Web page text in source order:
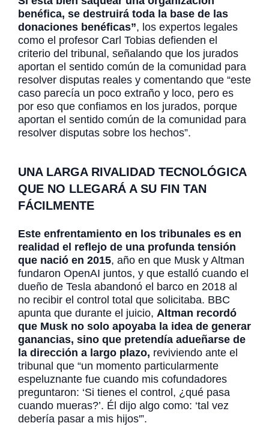
benéfica, se destruirá toda la base de las
donaciones benéficas”, los expertos legales
como el profesor Carl Tobias defienden el
criterio del tribunal, señalando que los jurados
aportan el sentido común de la comunidad para
resolver disputas reales y comentando que “este
caso parecía un poco extraño y loco, pero es
por eso que confiamos en los jurados, porque
aportan el sentido común de la comunidad para
resolver disputas sobre los hechos”.
UNA LARGA RIVALIDAD TECNOLÓGICA
QUE NO LLEGARÁ A SU FIN TAN
FÁCILMENTE
Este enfrentamiento en los tribunales es en
realidad el reflejo de una profunda tensión
que nació en 2015, año en que Musk y Altman
fundaron OpenAI juntos, y que estalló cuando el
dueño de Tesla abandonó el barco en 2018 al
no recibir el control total que solicitaba. BBC
apunta que durante el juicio, Altman recordó
que Musk no solo apoyaba la idea de generar
ganancias, sino que pretendía adueñarse de
la dirección a largo plazo, reviviendo ante el
tribunal que “un momento particularmente
espeluznante fue cuando mis cofundadores
preguntaron: ‘Si tienes el control, ¿qué pasa
cuando mueras?’. Él dijo algo como: ‘tal vez
debería pasar a mis hijos'”.